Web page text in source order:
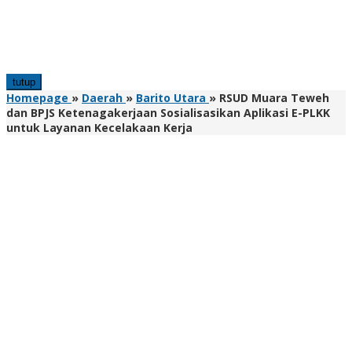
tutup
Homepage » Daerah » Barito Utara » RSUD Muara Teweh
dan BPJS Ketenagakerjaan Sosialisasikan Aplikasi E-PLKK
untuk Layanan Kecelakaan Kerja